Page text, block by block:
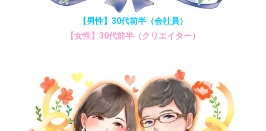
【男性】30代前半（会社員）
【女性】30代前半（クリエイター）